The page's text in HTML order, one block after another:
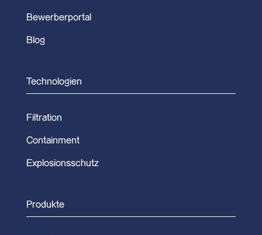
Bewerberportal
Blog
Technologien
Filtration
Containment
Explosionsschutz
Produkte